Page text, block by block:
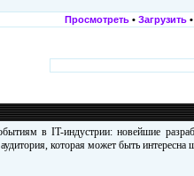
Просмотреть • Загрузить •
в IT-индустрии: новейшие
которая может быть